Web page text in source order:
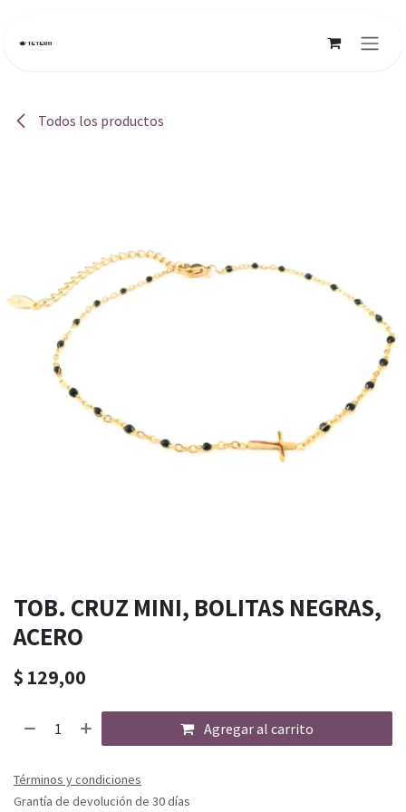
Todos los productos
TOB. CRUZ MINI, BOLITAS NEGRAS,
ACERO
$ 129,00
Agregar al carrito
Términos y condiciones
Grantía de devolución de 30 días